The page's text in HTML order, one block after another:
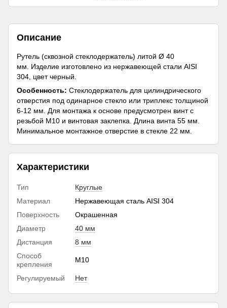
Описание
Рутель (сквозной стеклодержатель) литой Ø 40
мм. Изделие изготовлено из нержавеющей стали AISI
304, цвет черный.
Особенность: Стеклодержатель для цилиндрического
отверстия под одинарное стекло или триплекс толщиной
6-12 мм. Для монтажа к основе предусмотрен винт с
резьбой М10 и винтовая заклепка. Длина винта 55 мм.
Минимальное монтажное отверстие в стекле 22 мм.
Характеристики
Тип
Круглые
Материал
Нержавеющая сталь AISI 304
Поверхность
Окрашенная
Диаметр
40 мм
Дистанция
8 мм
Способ
крепления
М10
Регулируемый Нет